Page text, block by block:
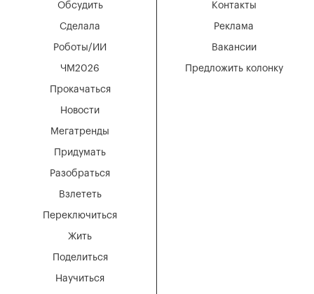
Мегатренды
Придумать
Разобраться
Взлететь
Новости
Переключиться
Жить
Поделиться
Научиться
Обсудить
Сделала
Роботы/ИИ
ЧМ2026
Прокачаться
Вакансии
Реклама
Контакты
Предложить колонку